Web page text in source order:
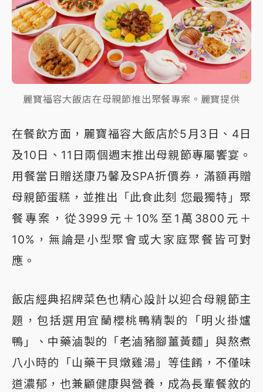
麗寶福容大飯店在母親節推出聚餐專案。麗寶提供
在餐飲方面，麗寶福容大飯店於5月3日、4日
及10日、11日兩個週末推出母親節專屬饗宴。
用餐當日贈送康乃馨及SPA折價券，滿額再贈
母親節蛋糕，並推出「此食此刻 您最獨特」聚
餐專案，從3999元＋10%至1萬3800元＋
10%，無論是小型聚會或大家庭聚餐皆可對
應。
飯店經典招牌菜色也精心設計以迎合母親節主
題，包括選用宜蘭櫻桃鴨精製的「明火掛爐
鴨」、中藥滷製的「老滷豬腳薑黃麵」與熬煮
八小時的「山藥干貝燉雞湯」等佳餚，不僅味
道濃郁，也兼顧健康與營養，成為長輩餐敘的